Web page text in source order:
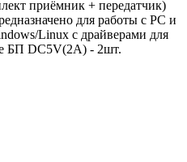
приёмник + передатчик)
для работы с PC и
Linux с драйверами для
БП DC5V(2А) - 2шт.